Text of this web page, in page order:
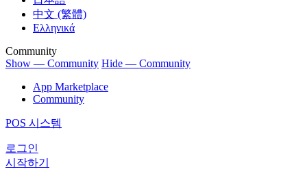
中文 (繁體)
Ελληνικά
Community
Show — Community Hide — Community
App Marketplace
Community
POS 시스템
로그인
시작하기